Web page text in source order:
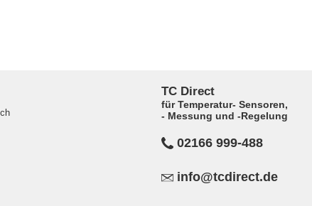
TC Direct
für Temperatur- Sensoren,
- Messung und -Regelung
02166 999-488
info@tcdirect.de